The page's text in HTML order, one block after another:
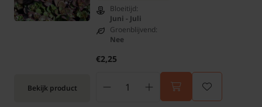
Bekijk product
Bloeitijd:
Juni - Juli
Groenblijvend:
Nee
€2,25